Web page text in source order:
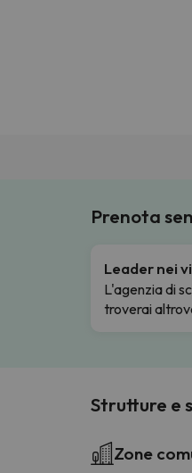
Prenota
Leader nei
L'agenzia di
troverai
Strutture e
Zone